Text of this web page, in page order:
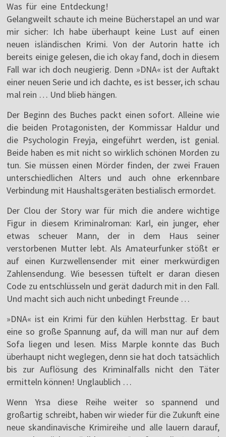
Was für eine Entdeckung!
Gelangweilt schaute ich meine Bücherstapel an und war
mir sicher: Ich habe überhaupt keine Lust auf einen
neuen isländischen Krimi. Von der Autorin hatte ich
bereits einige gelesen, die ich okay fand, doch in diesem
Fall war ich doch neugierig. Denn »DNA« ist der Auftakt
einer neuen Serie und ich dachte, es ist besser, ich schau
mal rein … Und blieb hängen.
Der Beginn des Buches packt einen sofort. Alleine wie
die beiden Protagonisten, der Kommissar Haldur und
die Psychologin Freyja, eingeführt werden, ist genial.
Beide haben es mit nicht so wirklich schönen Morden zu
tun. Sie müssen einen Mörder finden, der zwei Frauen
unterschiedlichen Alters und auch ohne erkennbare
Verbindung mit Haushaltsgeräten bestialisch ermordet.
Der Clou der Story war für mich die andere wichtige
Figur in diesem Kriminalroman: Karl, ein junger, eher
etwas scheuer Mann, der in dem Haus seiner
verstorbenen Mutter lebt. Als Amateurfunker stößt er
auf einen Kurzwellensender mit einer merkwürdigen
Zahlensendung. Wie besessen tüftelt er daran diesen
Code zu entschlüsseln und gerät dadurch mit in den Fall.
Und macht sich auch nicht unbedingt Freunde …
»DNA« ist ein Krimi für den kühlen Herbsttag. Er baut
eine so große Spannung auf, da will man nur auf dem
Sofa liegen und lesen. Miss Marple konnte das Buch
überhaupt nicht weglegen, denn sie hat doch tatsächlich
bis zur Auflösung des Kriminalfalls nicht den Täter
ermitteln können! Unglaublich …
Wenn Yrsa diese Reihe weiter so spannend und
großartig schreibt, haben wir wieder für die Zukunft eine
neue skandinavische Krimireihe und alle lauern darauf,